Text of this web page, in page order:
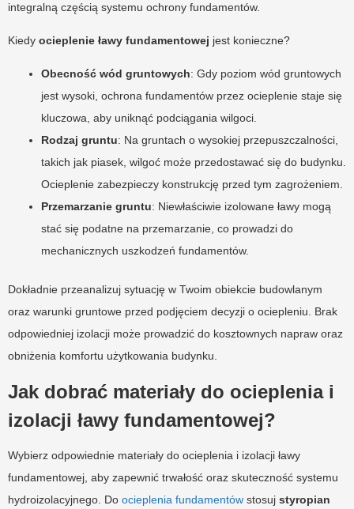
integralną częścią systemu ochrony fundamentów.
Kiedy ocieplenie ławy fundamentowej jest konieczne?
Obecność wód gruntowych: Gdy poziom wód gruntowych
jest wysoki, ochrona fundamentów przez ocieplenie staje się
kluczowa, aby uniknąć podciągania wilgoci.
Rodzaj gruntu: Na gruntach o wysokiej przepuszczalności,
takich jak piasek, wilgoć może przedostawać się do budynku.
Ocieplenie zabezpieczy konstrukcję przed tym zagrożeniem.
Przemarzanie gruntu: Niewłaściwie izolowane ławy mogą
stać się podatne na przemarzanie, co prowadzi do
mechanicznych uszkodzeń fundamentów.
Dokładnie przeanalizuj sytuację w Twoim obiekcie budowlanym
oraz warunki gruntowe przed podjęciem decyzji o ociepleniu. Brak
odpowiedniej izolacji może prowadzić do kosztownych napraw oraz
obniżenia komfortu użytkowania budynku.
Jak dobrać materiały do ocieplenia i
izolacji ławy fundamentowej?
Wybierz odpowiednie materiały do ocieplenia i izolacji ławy
fundamentowej, aby zapewnić trwałość oraz skuteczność systemu
hydroizolacyjnego. Do ocieplenia fundamentów stosuj styropian